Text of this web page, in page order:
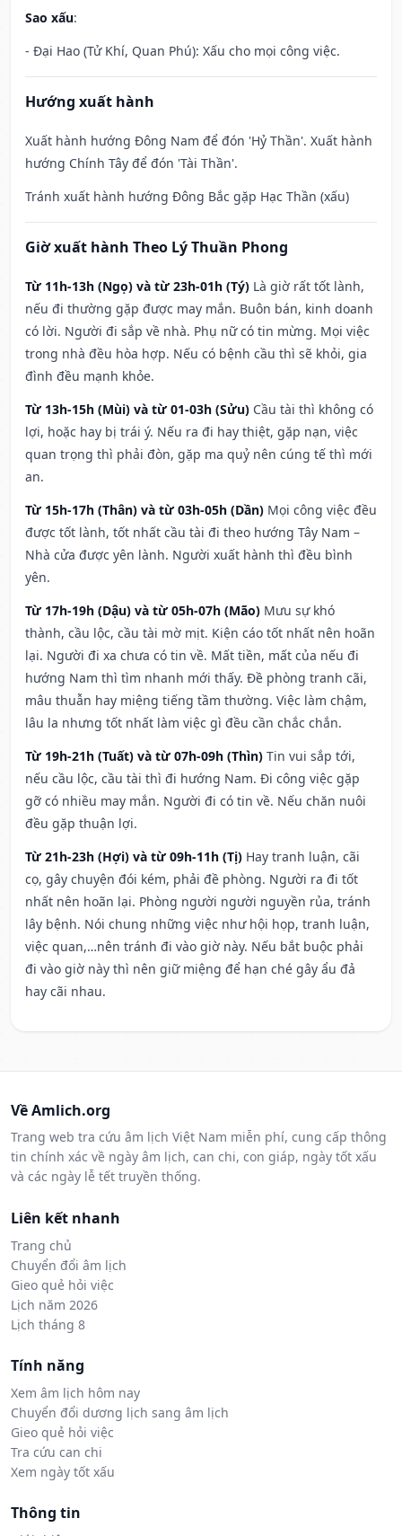
Sao xấu:
- Đại Hao (Tử Khí, Quan Phú): Xấu cho mọi công việc.
Hướng xuất hành
Xuất hành hướng Đông Nam để đón 'Hỷ Thần'. Xuất hành
hướng Chính Tây để đón 'Tài Thần'.
Tránh xuất hành hướng Đông Bắc gặp Hạc Thần (xấu)
Giờ xuất hành Theo Lý Thuần Phong
Từ 11h-13h (Ngọ) và từ 23h-01h (Tý) Là giờ rất tốt lành,
nếu đi thường gặp được may mắn. Buôn bán, kinh doanh
có lời. Người đi sắp về nhà. Phụ nữ có tin mừng. Mọi việc
trong nhà đều hòa hợp. Nếu có bệnh cầu thì sẽ khỏi, gia
đình đều mạnh khỏe.
Từ 13h-15h (Mùi) và từ 01-03h (Sửu) Cầu tài thì không có
lợi, hoặc hay bị trái ý. Nếu ra đi hay thiệt, gặp nạn, việc
quan trọng thì phải đòn, gặp ma quỷ nên cúng tế thì mới
an.
Từ 15h-17h (Thân) và từ 03h-05h (Dần) Mọi công việc đều
được tốt lành, tốt nhất cầu tài đi theo hướng Tây Nam –
Nhà cửa được yên lành. Người xuất hành thì đều bình
yên.
Từ 17h-19h (Dậu) và từ 05h-07h (Mão) Mưu sự khó
thành, cầu lộc, cầu tài mờ mịt. Kiện cáo tốt nhất nên hoãn
lại. Người đi xa chưa có tin về. Mất tiền, mất của nếu đi
hướng Nam thì tìm nhanh mới thấy. Đề phòng tranh cãi,
mâu thuẫn hay miệng tiếng tầm thường. Việc làm chậm,
lâu la nhưng tốt nhất làm việc gì đều cần chắc chắn.
Từ 19h-21h (Tuất) và từ 07h-09h (Thìn) Tin vui sắp tới,
nếu cầu lộc, cầu tài thì đi hướng Nam. Đi công việc gặp
gỡ có nhiều may mắn. Người đi có tin về. Nếu chăn nuôi
đều gặp thuận lợi.
Từ 21h-23h (Hợi) và từ 09h-11h (Tị) Hay tranh luận, cãi
cọ, gây chuyện đói kém, phải đề phòng. Người ra đi tốt
nhất nên hoãn lại. Phòng người người nguyền rủa, tránh
lây bệnh. Nói chung những việc như hội họp, tranh luận,
việc quan,…nên tránh đi vào giờ này. Nếu bắt buộc phải
đi vào giờ này thì nên giữ miệng để hạn ché gây ẩu đả
hay cãi nhau.
Về Amlich.org
Trang web tra cứu âm lịch Việt Nam miễn phí, cung cấp thông
tin chính xác về ngày âm lịch, can chi, con giáp, ngày tốt xấu
và các ngày lễ tết truyền thống.
Liên kết nhanh
Trang chủ
Chuyển đổi âm lịch
Gieo quẻ hỏi việc
Lịch năm 2026
Lịch tháng 8
Tính năng
Xem âm lịch hôm nay
Chuyển đổi dương lịch sang âm lịch
Gieo quẻ hỏi việc
Tra cứu can chi
Xem ngày tốt xấu
Thông tin